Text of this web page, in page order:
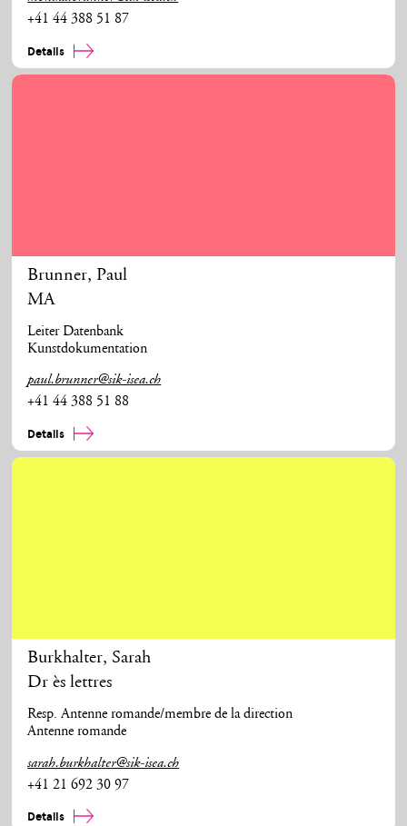
+41 44 388 51 87
Details
Brunner, Paul
MA
Leiter Datenbank
Kunstdokumentation
paul.brunner@sik-isea.ch
+41 44 388 51 88
Details
Burkhalter, Sarah
Dr ès lettres
Resp. Antenne romande/membre de la direction
Antenne romande
sarah.burkhalter@sik-isea.ch
+41 21 692 30 97
Details